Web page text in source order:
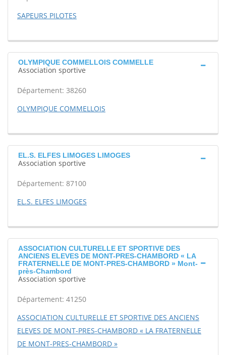
SAPEURS PILOTES
OLYMPIQUE COMMELLOIS COMMELLE
Association sportive
Département: 38260
OLYMPIQUE COMMELLOIS
EL.S. ELFES LIMOGES LIMOGES
Association sportive
Département: 87100
EL.S. ELFES LIMOGES
ASSOCIATION CULTURELLE ET SPORTIVE DES
ANCIENS ELEVES DE MONT-PRES-CHAMBORD « LA
FRATERNELLE DE MONT-PRES-CHAMBORD » Mont-
près-Chambord
Association sportive
Département: 41250
ASSOCIATION CULTURELLE ET SPORTIVE DES ANCIENS
ELEVES DE MONT-PRES-CHAMBORD « LA FRATERNELLE
DE MONT-PRES-CHAMBORD »